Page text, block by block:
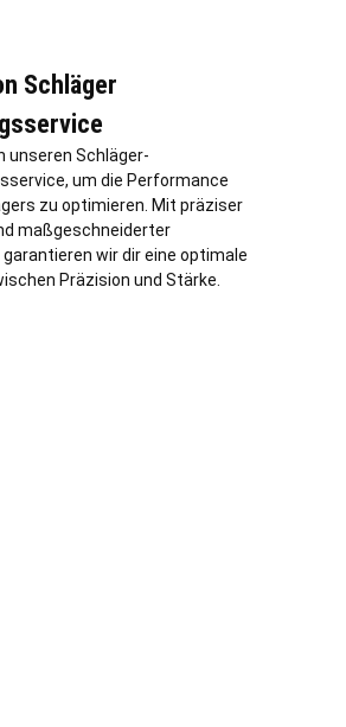
Schläger
unseren Schläger-
um die Performance
zu optimieren. Mit präziser
maßgeschneiderter
garantieren wir dir eine optimale
Präzision und Stärke.